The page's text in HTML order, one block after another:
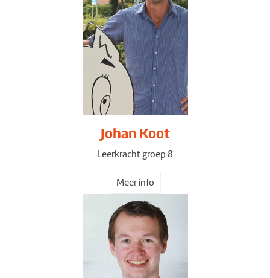
Johan Koot
Leerkracht groep 8
Meer info